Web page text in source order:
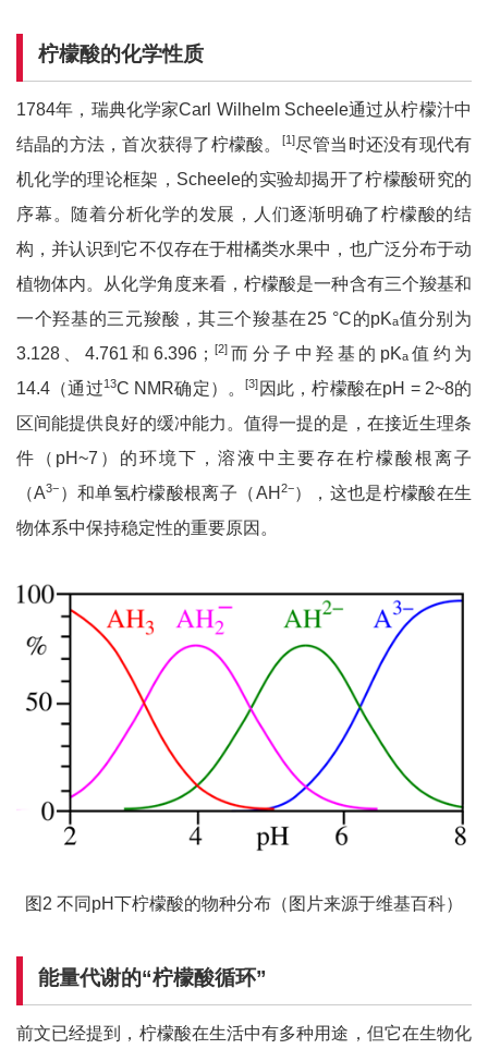
柠檬酸的化学性质
1784年，瑞典化学家Carl Wilhelm Scheele通过从柠檬汁中
结晶的方法，首次获得了柠檬酸。
[1]尽管当时还没有现代有
机化学的理论框架，Scheele的实验却揭开了柠檬酸研究的
序幕。随着分析化学的发展，人们逐渐明确了柠檬酸的结
构，并认识到它不仅存在于柑橘类水果中，也广泛分布于动
植物体内。从化学角度来看，柠檬酸是一种含有三个羧基和
一个羟基的三元羧酸，其三个羧基在25 °C的pKa值分别为
3.128、4.761和6.396； [2]而分子中羟基的pKa值约为
14.4（通过13C NMR确定）。[3] 因此，柠檬酸在pH = 2~8的
区间能提供良好的缓冲能力。值得一提的是，在接近生理条
件（pH~7）的环境下，溶液中主要存在柠檬酸根离子
（A3− ）和单氢柠檬酸根离子（AH 2−），这也是柠檬酸在生
物体系中保持稳定性的重要原因。
图2 不同pH下柠檬酸的物种分布（图片来源于维基百科）
能量代谢的“柠檬酸循环”
前文已经提到，柠檬酸在生活中有多种用途，但它在生物化